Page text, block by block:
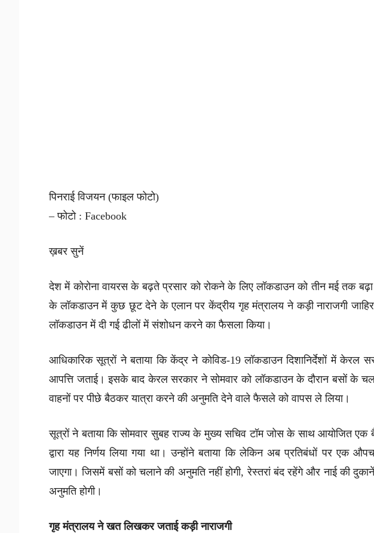
पिनराई विजयन (फाइल फोटो)
– फोटो : Facebook
ख़बर सुनें
देश में कोरोना वायरस के बढ़ते प्रसार को रोकने के लिए लॉकडाउन को तीन मई तक
के लॉकडाउन में कुछ छूट देने के एलान पर केंद्रीय गृह मंत्रालय ने कड़ी नाराजगी
लॉकडाउन में दी गई ढीलों में संशोधन करने का फैसला किया।
आधिकारिक सूत्रों ने बताया कि केंद्र ने कोविड-19 लॉकडाउन दिशानिर्देशों में केरल
आपत्ति जताई। इसके बाद केरल सरकार ने सोमवार को लॉकडाउन के दौरान बसों के
वाहनों पर पीछे बैठकर यात्रा करने की अनुमति देने वाले फैसले को वापस ले लिया।
सूत्रों ने बताया कि सोमवार सुबह राज्य के मुख्य सचिव टॉम जोस के साथ आयोजित एक
द्वारा यह निर्णय लिया गया था। उन्होंने बताया कि लेकिन अब प्रतिबंधों पर एक
जाएगा। जिसमें बसों को चलाने की अनुमति नहीं होगी, रेस्तरां बंद रहेंगे और नाई की
अनुमति होगी।
गृह मंत्रालय ने खत लिखकर जताई कड़ी नाराजगी